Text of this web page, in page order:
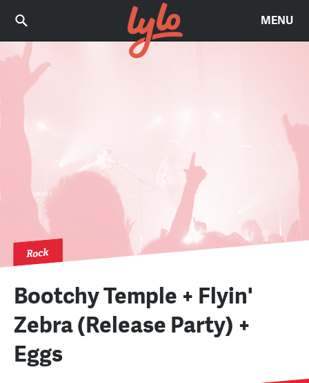
MENU
Rock
Bootchy Temple + Flyin'
Zebra (Release Party) +
Eggs